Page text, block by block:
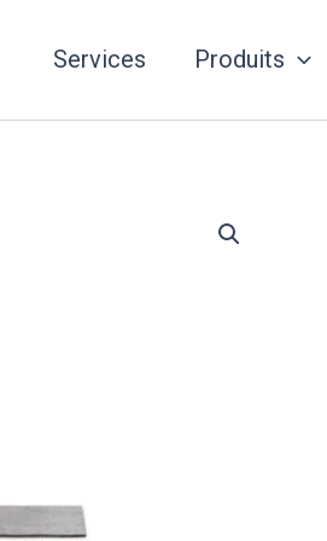
Services Produits